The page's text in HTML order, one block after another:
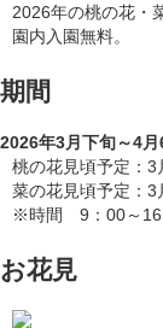
2026年の桃の花・
園内入園無料。
期間
2026年3月下旬～4月
桃の花見頃予定：3
菜の花見頃予定：3
※時間 9：00～16
お花見